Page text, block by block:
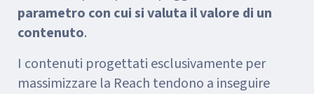
parametro con cui si valuta il valore di un
contenuto.
I contenuti progettati esclusivamente per
massimizzare la Reach tendono a inseguire